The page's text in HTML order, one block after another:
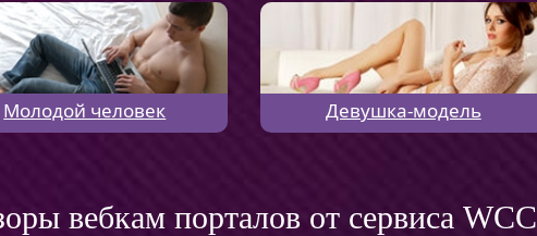
Молодой человек Девушка-модель
вебкам порталов от сервиса WCC